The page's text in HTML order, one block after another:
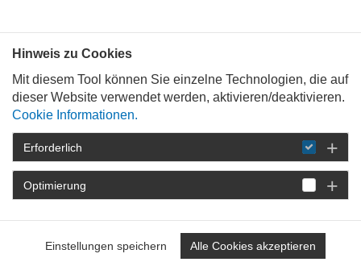
STARTSEITE DETAIL
Referenz? ... erwiesen!
Hinweis zu Cookies
Mit diesem Tool können Sie einzelne Technologien, die auf
dieser Website verwendet werden, aktivieren/deaktivieren.
Cookie Informationen.
Erforderlich
Optimierung
Einstellungen speichern Alle Cookies akzeptieren